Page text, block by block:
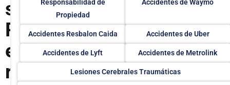
s
P
e
r
Responsabilidad de
Propiedad
Accidentes de Waymo
Accidentes Resbalon Caida Accidentes de Uber
Accidentes de Lyft Accidentes de Metrolink
Lesiones Cerebrales Traumáticas